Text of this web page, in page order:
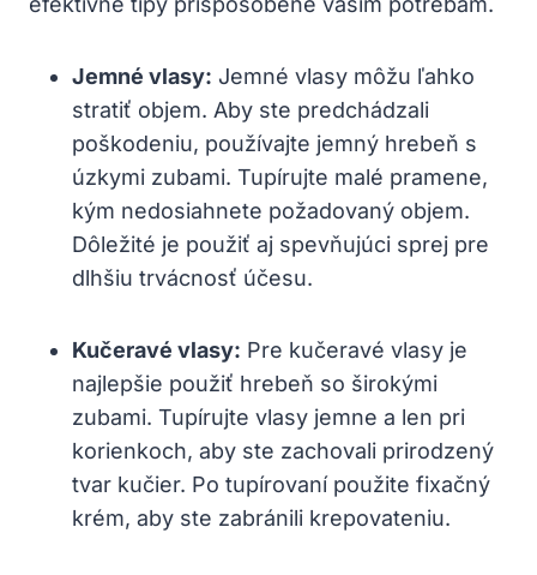
Jemné vlasy: Jemné vlasy môžu ľahko
stratiť objem. Aby ste predchádzali
poškodeniu, používajte jemný hrebeň s
úzkymi zubami. Tupírujte malé pramene,
kým nedosiahnete požadovaný objem.
Dôležité je použiť aj spevňujúci sprej pre
dlhšiu trvácnosť účesu.
Kučeravé vlasy: Pre kučeravé vlasy je
najlepšie použiť hrebeň so širokými
zubami. Tupírujte vlasy jemne a len pri
korienkoch, aby ste zachovali prirodzený
tvar kučier. Po tupírovaní použite fixačný
krém, aby ste zabránili krepovateniu.